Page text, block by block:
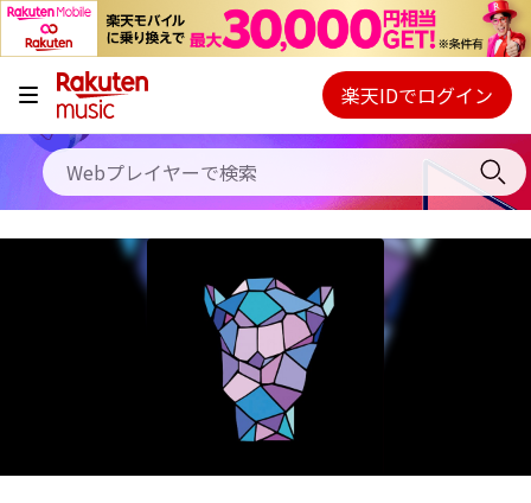
キャンペーン
料金プラン
使い方
初回30日間無料お試し
Webプレイヤー
ご契約内容の確認・変更
楽天IDでログイン